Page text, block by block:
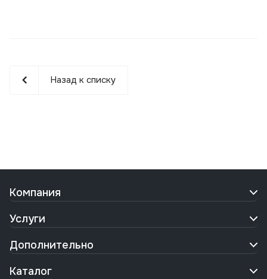
Назад к списку
Компания
Услуги
Дополнительно
Каталог